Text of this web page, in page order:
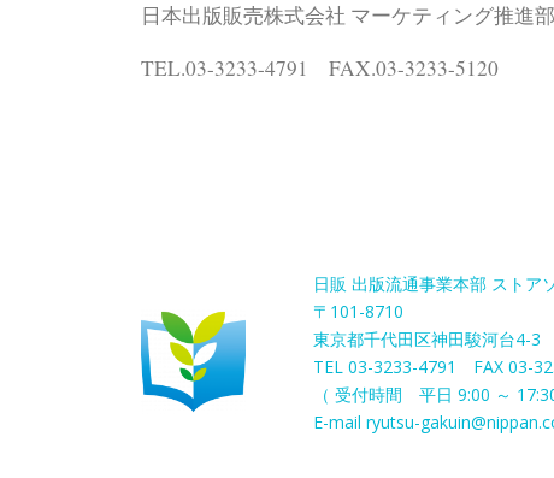
日本出版販売株式会社 マーケティング推
TEL.03-3233-4791 FAX.03-3233-5120
日販 出版流通事業本部 ストア
〒101-8710
東京都千代田区神田駿河台4-3
TEL 03-3233-4791 FAX 03-
（ 受付時間 平日 9:00 ～ 17:30
E-mail ryutsu-